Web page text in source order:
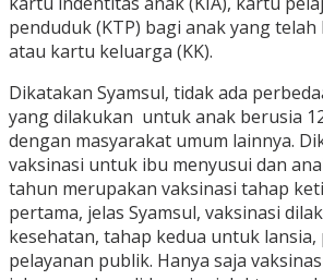
penduduk (KTP) bagi anak yang
atau kartu keluarga (KK).
Dikatakan Syamsul, tidak ada
yang dilakukan untuk anak berusia
dengan masyarakat umum lainnya.
vaksinasi untuk ibu menyusui dan
tahun merupakan vaksinasi tahap
pertama, jelas Syamsul, vaksinasi
kesehatan, tahap kedua untuk lansia,
pelayanan publik. Hanya saja